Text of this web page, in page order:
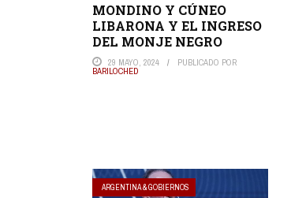
MONDINO Y CÚNEO
LIBARONA Y EL INGRESO
DEL MONJE NEGRO
29 MAYO, 2024 PUBLICADO POR
BARILOCHED
ARGENTINA & GOBIERNOS